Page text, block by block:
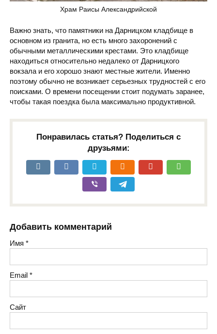
Храм Раисы Александрийской
Важно знать, что памятники на Дарницком кладбище в
основном из гранита, но есть много захоронений с
обычными металлическими крестами. Это кладбище
находиться относительно недалеко от Дарницкого
вокзала и его хорошо знают местные жители. Именно
поэтому обычно не возникает серьезных трудностей с его
поисками. О времени посещении стоит подумать заранее,
чтобы такая поездка была максимально продуктивной.
Понравилась статья? Поделиться с
друзьями:
Добавить комментарий
Имя *
Email *
Сайт